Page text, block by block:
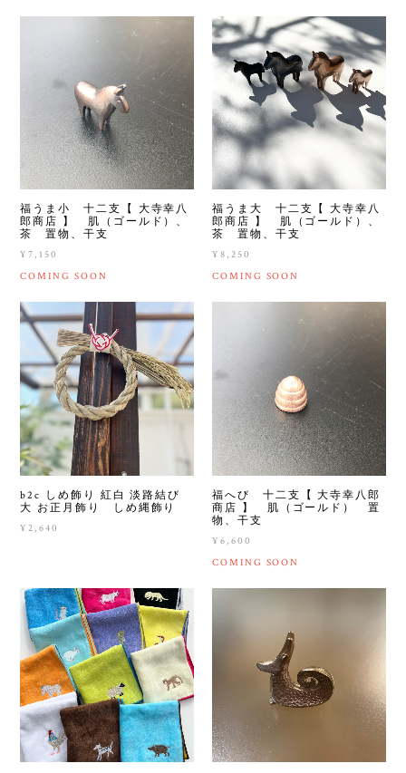
福うま小 十二支【 大寺幸八
郎商店 】 肌（ゴールド）、
茶 置物、干支
¥7,150
COMING SOON
福うま大 十二支【 大寺幸八
郎商店 】 肌（ゴールド）、
茶 置物、干支
¥8,250
COMING SOON
b2c しめ飾り 紅白 淡路結び
大 お正月飾り しめ縄飾り
¥2,640
福へび 十二支【 大寺幸八郎
商店 】 肌（ゴールド） 置
物、干支
¥6,600
COMING SOON